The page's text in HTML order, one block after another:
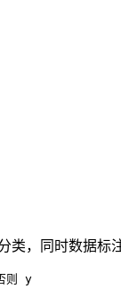
类，同时数据标
则 y